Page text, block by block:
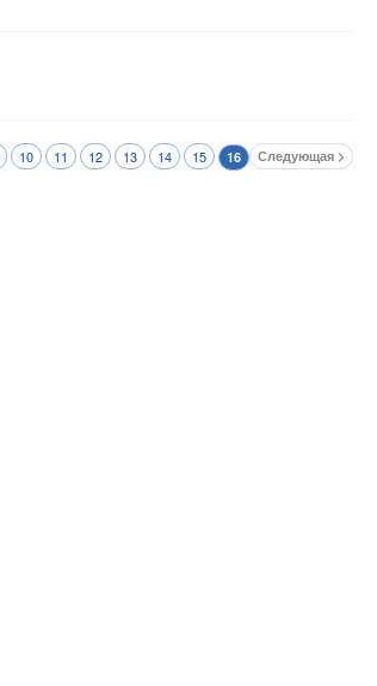
10 11 12 13 14 15 16 Следующая >